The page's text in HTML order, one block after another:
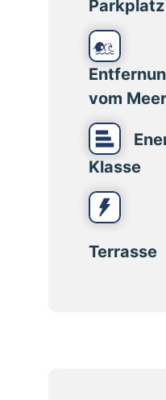
Parkplatz
vom Meer
Klasse
Terrasse